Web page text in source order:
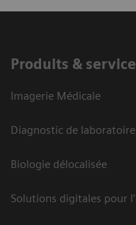
Produits &
Imagerie Médicale
Diagnostic de laboratoire
Biologie délocalisée
Solutions digitales pour